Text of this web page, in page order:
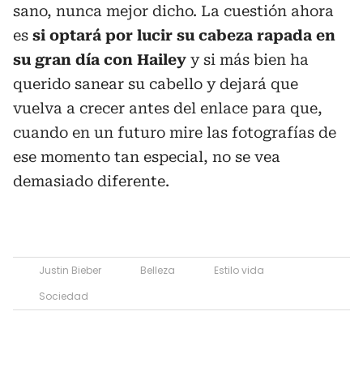
sano, nunca mejor dicho. La cuestión ahora
es si optará por lucir su cabeza rapada en
su gran día con Hailey y si más bien ha
querido sanear su cabello y dejará que
vuelva a crecer antes del enlace para que,
cuando en un futuro mire las fotografías de
ese momento tan especial, no se vea
demasiado diferente.
Justin Bieber Belleza
Estilo vida
Sociedad